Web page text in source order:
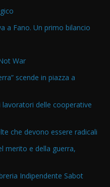
a Fano. Un primo bilancio
War
scende in piazza a
delle cooperative
che devono essere radicali
merito e della guerra,
Indipendente Sabot